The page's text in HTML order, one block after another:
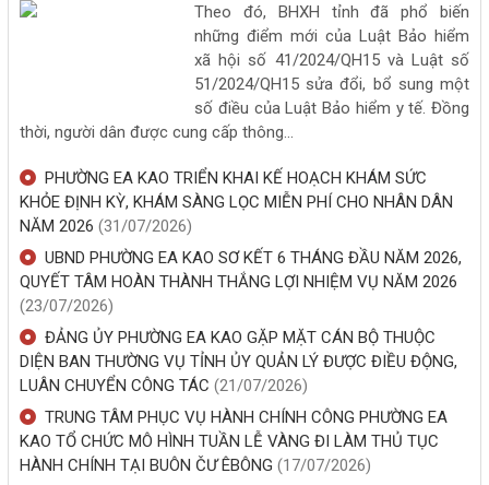
Theo đó, BHXH tỉnh đã phổ biến
những điểm mới của Luật Bảo hiểm
xã hội số 41/2024/QH15 và Luật số
51/2024/QH15 sửa đổi, bổ sung một
số điều của Luật Bảo hiểm y tế. Đồng
thời, người dân được cung cấp thông...
PHƯỜNG EA KAO TRIỂN KHAI KẾ HOẠCH KHÁM SỨC
KHỎE ĐỊNH KỲ, KHÁM SÀNG LỌC MIỄN PHÍ CHO NHÂN DÂN
NĂM 2026 (31/07/2026)
UBND PHƯỜNG EA KAO SƠ KẾT 6 THÁNG ĐẦU NĂM 2026,
QUYẾT TÂM HOÀN THÀNH THẮNG LỢI NHIỆM VỤ NĂM 2026
(23/07/2026)
ĐẢNG ỦY PHƯỜNG EA KAO GẶP MẶT CÁN BỘ THUỘC
DIỆN BAN THƯỜNG VỤ TỈNH ỦY QUẢN LÝ ĐƯỢC ĐIỀU ĐỘNG,
LUÂN CHUYỂN CÔNG TÁC (21/07/2026)
TRUNG TÂM PHỤC VỤ HÀNH CHÍNH CÔNG PHƯỜNG EA
KAO TỔ CHỨC MÔ HÌNH TUẦN LỄ VÀNG ĐI LÀM THỦ TỤC
HÀNH CHÍNH TẠI BUÔN ČƯ ÊBÔNG (17/07/2026)